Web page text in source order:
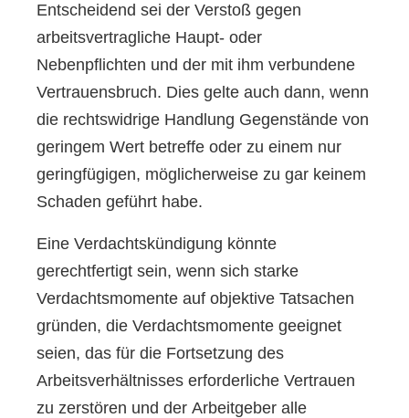
Entscheidend sei der Verstoß gegen
arbeitsvertragliche Haupt- oder
Nebenpflichten und der mit ihm verbundene
Vertrauensbruch. Dies gelte auch dann, wenn
die rechtswidrige Handlung Gegenstände von
geringem Wert betreffe oder zu einem nur
geringfügigen, möglicherweise zu gar keinem
Schaden geführt habe.
Eine Verdachtskündigung könnte
gerechtfertigt sein, wenn sich starke
Verdachtsmomente auf objektive Tatsachen
gründen, die Verdachtsmomente geeignet
seien, das für die Fortsetzung des
Arbeitsverhältnisses erforderliche Vertrauen
zu zerstören und der Arbeitgeber alle